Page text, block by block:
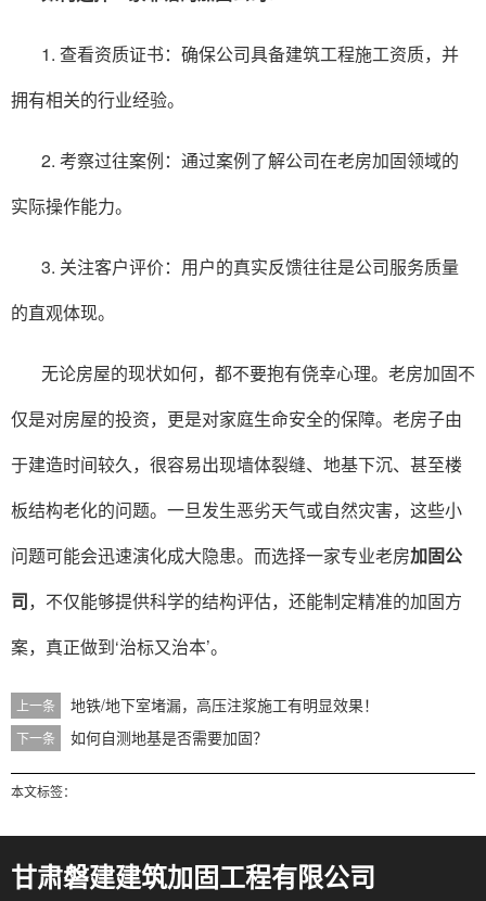
1. 查看资质证书：确保公司具备建筑工程施工资质，并
拥有相关的行业经验。
2. 考察过往案例：通过案例了解公司在老房加固领域的
实际操作能力。
3. 关注客户评价：用户的真实反馈往往是公司服务质量
的直观体现。
无论房屋的现状如何，都不要抱有侥幸心理。老房加固不
仅是对房屋的投资，更是对家庭生命安全的保障。 老房子由
于建造时间较久，很容易出现墙体裂缝、地基下沉、甚至楼
板结构老化的问题。一旦发生恶劣天气或自然灾害，这些小
问题可能会迅速演化成大隐患。而选择一家专业老房加固公
司，不仅能够提供科学的结构评估，还能制定精准的加固方
案，真正做到‘治标又治本’。
上一条 地铁/地下室堵漏，高压注浆施工有明显效果！
下一条 如何自测地基是否需要加固？
本文标签：
甘肃磐建建筑加固工程有限公司